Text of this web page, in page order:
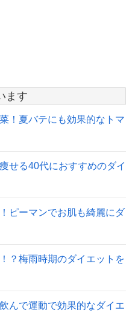
ます
！夏バテにも効果的なトマ
せる40代におすすめのダイ
ピーマンでお肌も綺麗にダ
？梅雨時期のダイエットを
んで運動で効果的なダイエ